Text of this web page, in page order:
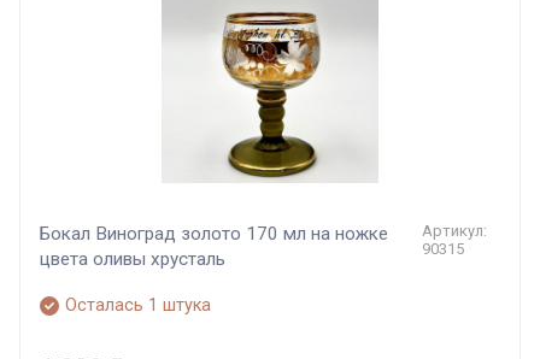
Бокал Виноград золото 170 мл на ножке
цвета оливы хрусталь
Артикул:
90315
Осталась 1 штука